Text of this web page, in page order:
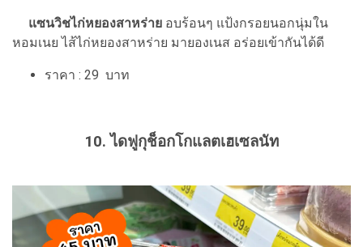
แซนวิชไก่หยองสาหร่าย อบร้อนๆ แป้งกรอยนอกนุ่มใน
หอมเนย ไส้ไก่หยองสาหร่าย มายองเนส อร่อยเข้ากันได้ดี
ราคา : 29 บาท
10. ไดฟูกุช็อกโกแลตเฮเซลนัท